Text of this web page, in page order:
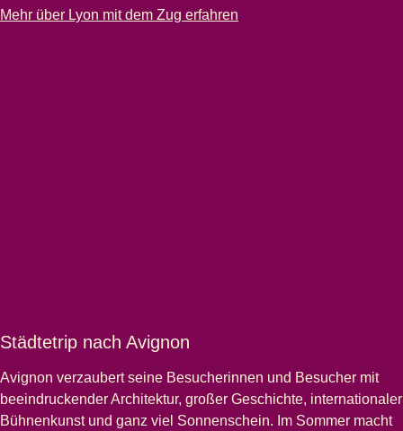
Mehr über Lyon mit dem Zug erfahren
-Städtetrip nach Lyon
Städtetrip nach Avignon
Avignon verzaubert seine Besucherinnen und Besucher mit
beeindruckender Architektur, großer Geschichte, internationaler
Bühnenkunst und ganz viel Sonnenschein. Im Sommer macht